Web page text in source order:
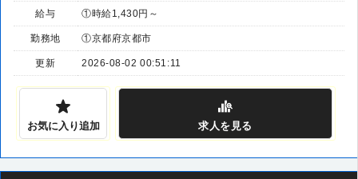
給与 ①時給1,430円～
勤務地 ①京都府京都市
更新 2026-08-02 00:51:11
お気に入り追加 求人 を見る